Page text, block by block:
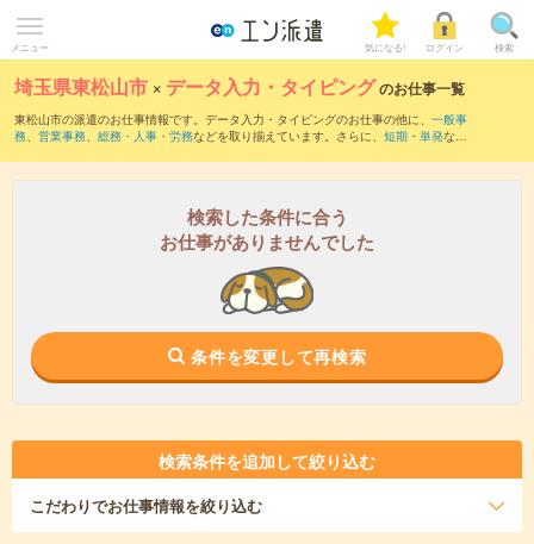
メニュー 気になる! ログイン 検索
埼玉県東松山市 × データ入力・タイピングのお仕事一覧
東松山市の派遣のお仕事情報です。データ入力・タイピングのお仕事の他に、 一般事
務、 営業事務、 総務・人事・労務などを取り揃えています。さらに、 短期 ・ 単発など
検索した条件に合う
お仕事がありませんでした
条件を変更して再検索
検索条件を追加して絞り込む
こだわりでお仕事情報を絞り込む